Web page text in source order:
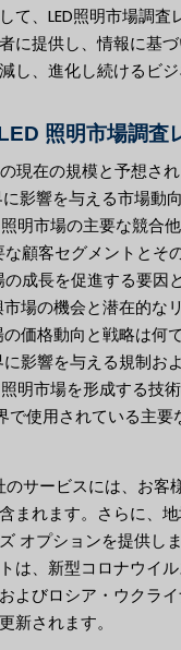
て、LED照明市場調
に提供し、情報に基
し、進化し続けるビ
照明市場調査
現在の規模と予想さ
影響を与える市場動
明市場の主要な競合
顧客セグメントとそ
成長を促進する要因
場の機会と潜在的な
価格動向と戦略は何
影響を与える規制お
明市場を形成する技
で使用されている主
のサービスには、お客
まれます。さらに、
オプションを提供し
は、新型コロナウイ
よびロシア・ウクラ
新されます。